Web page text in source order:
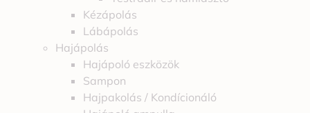
Kézápolás
Lábápolás
Hajápolás
Hajápoló eszközök
Sampon
Hajpakolás / Kondícionáló